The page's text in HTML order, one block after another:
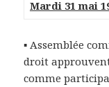
Mardi 31 mai
▪ Assemblée
droit approuvent
comme